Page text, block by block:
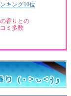
キング10位
香りとの
ミ多数